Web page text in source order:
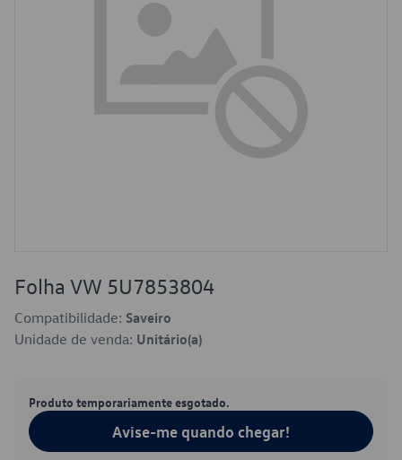
Folha VW 5U7853804
Compatibilidade: Saveiro
Unidade de venda: Unitário(a)
Produto temporariamente esgotado.
Avise-me quando chegar!